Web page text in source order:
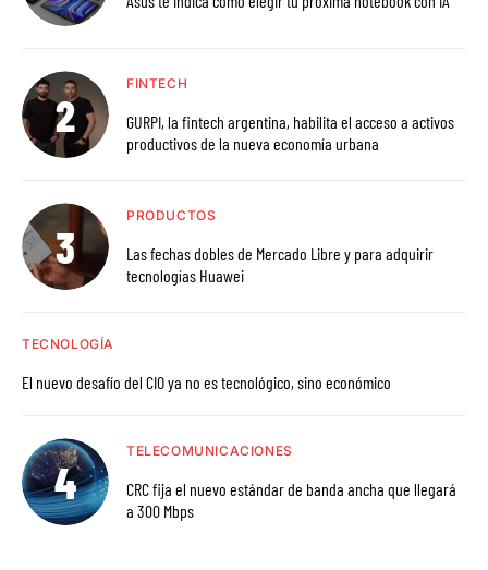
FINTECH
GURPI, la fintech argentina, habilita el acceso a activos
productivos de la nueva economía urbana
PRODUCTOS
Las fechas dobles de Mercado Libre y para adquirir
tecnologías Huawei
TECNOLOGÍA
El nuevo desafío del CIO ya no es tecnológico, sino económico
TELECOMUNICACIONES
CRC fija el nuevo estándar de banda ancha que llegará
a 300 Mbps